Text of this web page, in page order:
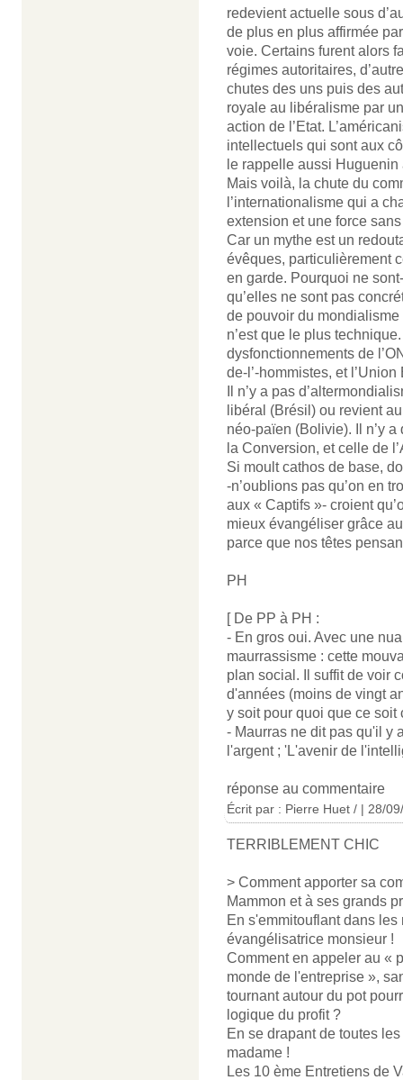
redevient actuelle sous
de plus en plus affirmée
voie. Certains furent alors
régimes autoritaires,
chutes des uns puis des
royale au libéralisme par
action de l’Etat.
intellectuels qui sont aux
le rappelle aussi
Mais voilà, la chute du
l’internationalisme qui a
extension et une force
Car un mythe est un
évêques, particulièrement
en garde. Pourquoi ne
qu’elles ne sont pas
de pouvoir du
n’est que le plus
dysfonctionnements de
de-l’-hommistes, et
Il n’y a pas
libéral (Brésil) ou revient
néo-païen (Bolivie). Il n’y
la Conversion, et celle de
Si moult cathos de base,
-n’oublions pas qu’on en
aux « Captifs »- croient
mieux évangéliser grâce
parce que nos têtes
PH
[ De PP à PH :
- En gros oui. Avec une
maurrassisme : cette
plan social. Il suffit de voir
d'années (moins de vingt
y soit pour quoi que ce soit
- Maurras ne dit pas qu'il y
l'argent ; 'L'avenir de
réponse au commentaire
Écrit par : Pierre Huet / | 28/
TERRIBLEMENT CHIC
> Comment apporter sa
Mammon et à ses grands
En s'emmitouflant dans
évangélisatrice monsieur !
Comment en appeler au «
monde de l'entreprise »,
tournant autour du pot
logique du profit ?
En se drapant de toutes
madame !
Les 10 ème Entretiens de